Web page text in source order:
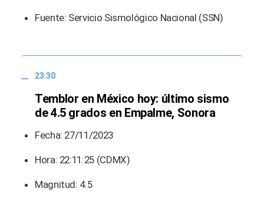
Fuente: Servicio Sismológico Nacional (SSN)
23:30
Temblor en México hoy: último sismo
de 4.5 grados en Empalme, Sonora
Fecha: 27/11/2023
Hora: 22:11:25 (CDMX)
Magnitud: 4.5